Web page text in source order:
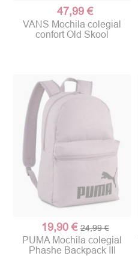
47,99 €
VANS Mochila colegial
confort Old Skool
19,90 € 24,99 €
PUMA Mochila colegial
Phashe Backpack III